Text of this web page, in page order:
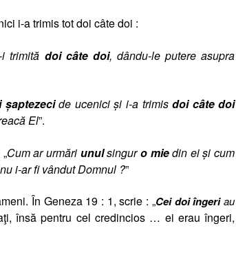
i-a trimis tot doi câte doi :
trimită doi câte doi, dându-le putere asupra
şaptezecide ucenici şi i-a trimisdoi câte doi
El”.
Cum ar urmări unulsinguro miedin ei şi cum
i-ar fi vândut Domnul ?”
În Geneza 19 : 1, scrie : „Cei doi îngeriau
însă pentru cel credincios … ei erau îngeri,